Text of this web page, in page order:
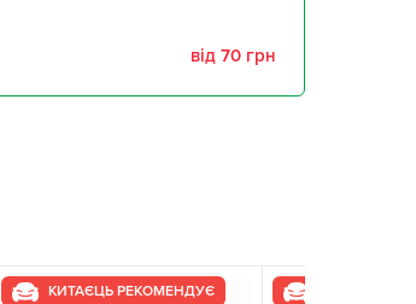
від 70 грн
КИТАЄЦЬ РЕКОМЕНДУЄ